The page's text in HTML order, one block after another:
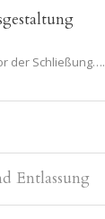
der Schließung….
Entlassung